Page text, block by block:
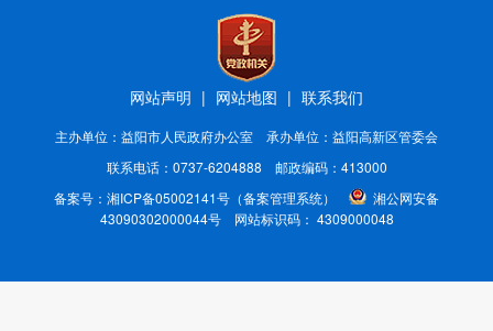
网站声明 | 网站地图 | 联系我们
主办单位：益阳市人民政府办公室 承办单位：益阳高新区管委会
联系电话：0737-6204888 邮政编码：413000
备案号： 湘ICP备05002141号 （备案管理系统）
湘公网安备
43090302000044号网站标识码： 4309000048